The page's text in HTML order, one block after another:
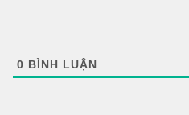
0 BÌNH LUẬN